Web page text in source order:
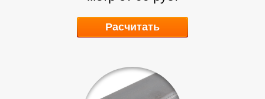
Расчитать